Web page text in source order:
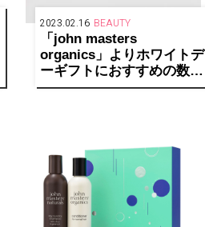
2023.02.16 BEAUTY
「john masters
organics」よりホワイトデ
ーギフトにおすすめの数量
限定ラッピングバッグ＆人